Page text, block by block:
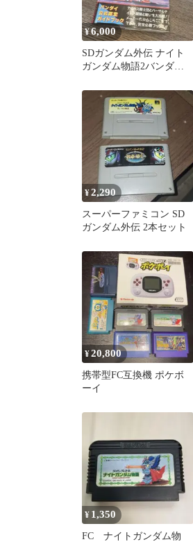
¥6,000
SDガンダム外伝 ナイト
ガンダム物語2バンダイ
ン 攻略本
¥2,290
スーパーファミコン SD
ガンダム外伝 2本セット
¥20,800
携帯型FC互換機 ポケボ
ーイ
¥ 1,350
FC ナイトガンダム物